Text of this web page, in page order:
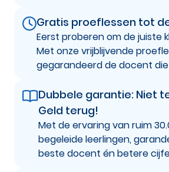
Gratis proeflessen tot
Eerst proberen om de juiste
Met onze vrijblijvende
gegarandeerd de docent die
Dubbele garantie: Niet
Geld terug!
Met de ervaring van ruim
begeleide leerlingen,
beste docent én betere